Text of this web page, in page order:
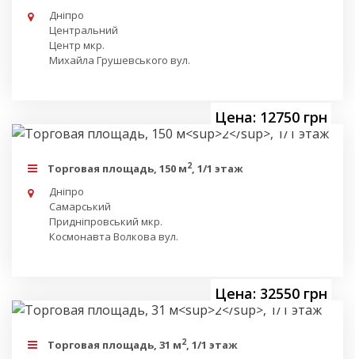
Дніпро
Центральний
Центр мкр.
Михайла Грушевського вул.
Цена: 12750 грн
Торговая площадь, 150 м2, 1/1 этаж
Дніпро
Самарський
Придніпровський мкр.
Космонавта Волкова вул.
Цена: 32550 грн
Торговая площадь, 31 м2, 1/1 этаж